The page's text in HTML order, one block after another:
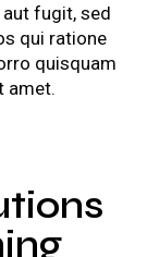
fugit, sed
qui ratione
quisquam
amet.